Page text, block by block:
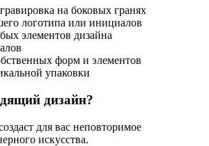
на боковых гранях
логотипа или инициалов
элементов дизайна
форм и элементов
упаковки
дизайн?
для вас неповторимое
искусства.